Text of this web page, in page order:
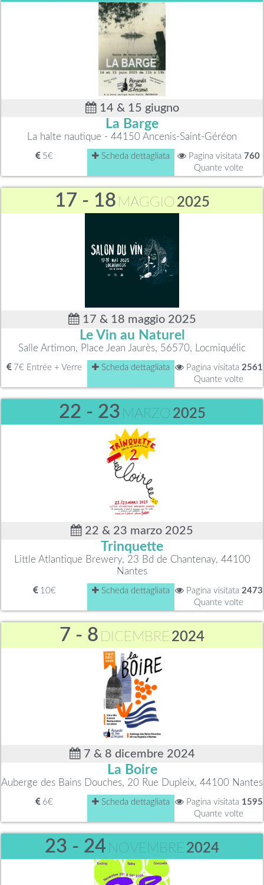
14 & 15 giugno
La Barge
La halte nautique - 44150 Ancenis-Saint-Géréon
5€ Scheda dettagliata Pagina visitata 760
Quante volte
17 - 18 MAGGIO 2025
17 & 18 maggio 2025
Le Vin au Naturel
Salle Artimon, Place Jean Jaurès, 56570, Locmiquélic
7€ Entrée + Verre Scheda dettagliata Pagina visitata 2561
Quante volte
22 - 23 MARZO 2025
22 & 23 marzo 2025
Trinquette
Little Atlantique Brewery, 23 Bd de Chantenay, 44100
Nantes
10€ Scheda dettagliata Pagina visitata 2473
Quante volte
7 - 8 DICEMBRE 2024
7 & 8 dicembre 2024
La Boire
Auberge des Bains Douches, 20 Rue Dupleix, 44100 Nantes
6€ Scheda dettagliata Pagina visitata 1595
Quante volte
23 - 24 NOVEMBRE 2024